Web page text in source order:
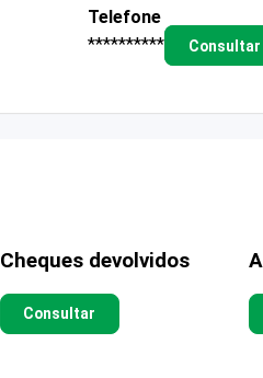
Telefone
**********
Consultar
Cheques devolvidos
Consultar